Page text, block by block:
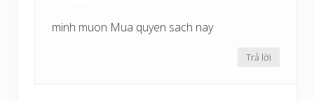
minh muon Mua quyen sach nay
Trả lời